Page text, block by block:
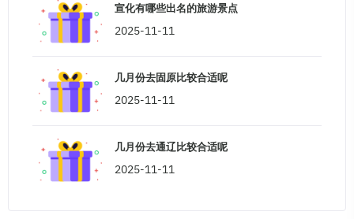
宣化有哪些出名的旅游景点
2025-11-11
几月份去固原比较合适呢
2025-11-11
几月份去通辽比较合适呢
2025-11-11